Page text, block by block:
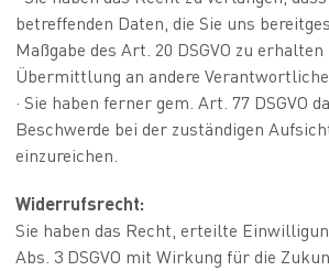
betreffenden Daten, die Sie uns
Maßgabe des Art. 20 DSGVO zu erhalten
Übermittlung an andere Verantwortliche
· Sie haben ferner gem. Art. 77 DSGVO
Beschwerde bei der zuständigen
einzureichen.
Widerrufsrecht:
Sie haben das Recht, erteilte
Abs. 3 DSGVO mit Wirkung für die